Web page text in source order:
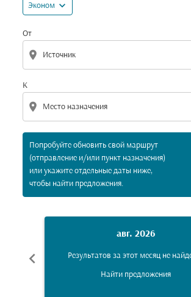
Эконом expand_more
От
location_on
К
location_on
Попробуйте обновить свой маршрут
(отправление и/или пункт назначения)
или укажите отдельные даты ниже,
чтобы найти предложения.
chevron_left
авг. 2026
Результатов за этот месяц не
Найти предложения